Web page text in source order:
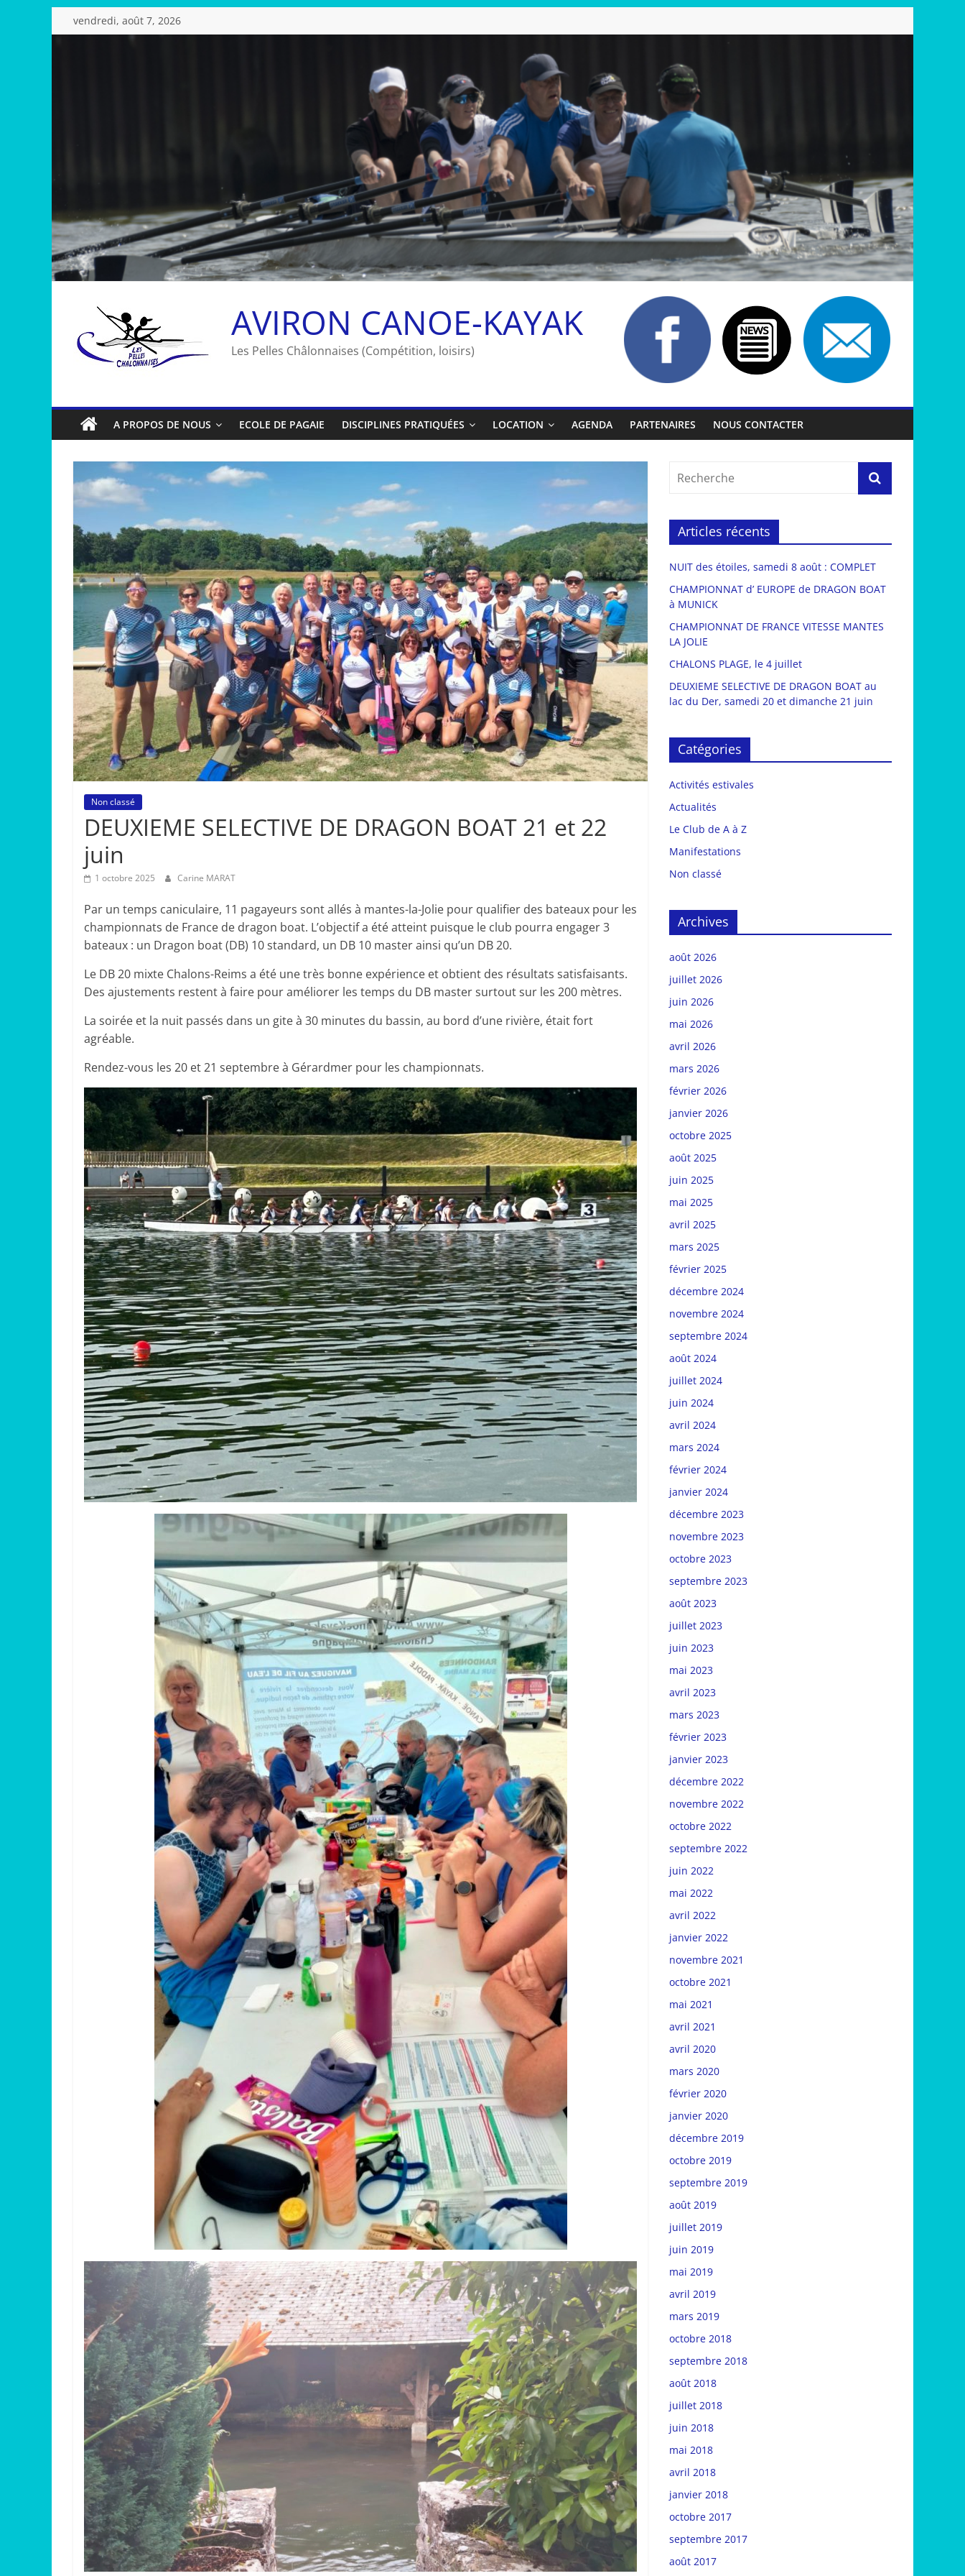
Passer
au
vendredi, août 7, 2026
AVIRON CANOE-KAYAK
Les Pelles Châlonnaises (Compétition, loisirs)
A PROPOS DE NOUS ECOLE DE PAGAIE DISCIPLINES PRATIQUÉES LOCATION AGENDA PARTENAIRES NOUS CONTACTER
Non classé
DEUXIEME SELECTIVE DE DRAGON BOAT 21 et 22
juin
1 octobre 2025 Carine MARAT
Par un temps caniculaire, 11 pagayeurs sont allés à mantes-la-Jolie pour qualifier des bateaux pour les
championnats de France de dragon boat. L’objectif a été atteint puisque le club pourra engager 3
bateaux : un Dragon boat (DB) 10 standard, un DB 10 master ainsi qu’un DB 20.
Le DB 20 mixte Chalons-Reims a été une très bonne expérience et obtient des résultats satisfaisants.
Des ajustements restent à faire pour améliorer les temps du DB master surtout sur les 200 mètres.
La soirée et la nuit passés dans un gite à 30 minutes du bassin, au bord d’une rivière, était fort
agréable.
Rendez-vous les 20 et 21 septembre à Gérardmer pour les championnats.
Articles récents
NUIT des étoiles, samedi 8 août : COMPLET
CHAMPIONNAT d’ EUROPE de DRAGON BOAT
à MUNICK
CHAMPIONNAT DE FRANCE VITESSE MANTES
LA JOLIE
CHALONS PLAGE, le 4 juillet
DEUXIEME SELECTIVE DE DRAGON BOAT au
lac du Der, samedi 20 et dimanche 21 juin
Catégories
Activités estivales
Actualités
Le Club de A à Z
Manifestations
Non classé
Archives
août 2026
juillet 2026
juin 2026
mai 2026
avril 2026
mars 2026
février 2026
janvier 2026
octobre 2025
août 2025
juin 2025
mai 2025
avril 2025
mars 2025
février 2025
décembre 2024
novembre 2024
septembre 2024
août 2024
juillet 2024
juin 2024
avril 2024
mars 2024
février 2024
janvier 2024
décembre 2023
novembre 2023
octobre 2023
septembre 2023
août 2023
juillet 2023
juin 2023
mai 2023
avril 2023
mars 2023
février 2023
janvier 2023
décembre 2022
novembre 2022
octobre 2022
septembre 2022
juin 2022
mai 2022
avril 2022
janvier 2022
novembre 2021
octobre 2021
mai 2021
avril 2021
avril 2020
mars 2020
février 2020
janvier 2020
décembre 2019
octobre 2019
septembre 2019
août 2019
juillet 2019
juin 2019
mai 2019
avril 2019
mars 2019
octobre 2018
septembre 2018
août 2018
juillet 2018
juin 2018
mai 2018
avril 2018
janvier 2018
octobre 2017
septembre 2017
août 2017